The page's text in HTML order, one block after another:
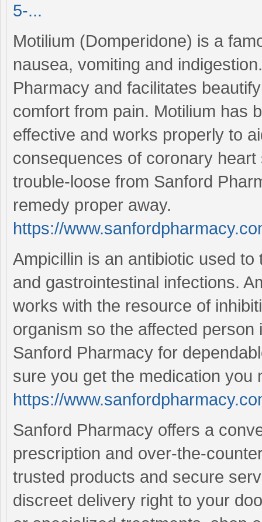
5-...
Motilium (Domperidone) is a
nausea, vomiting and
Pharmacy and facilitates
comfort from pain. Motilium has
effective and works properly to
consequences of coronary
trouble-loose from Sanford
remedy proper away.
https://
Ampicillin is an antibiotic used
and gastrointestinal infections.
works with the resource of
organism so the affected
Sanford Pharmacy for
sure you get the medication you
https://
Sanford Pharmacy offers a
prescription and over-the-
trusted products and secure
discreet delivery right to your